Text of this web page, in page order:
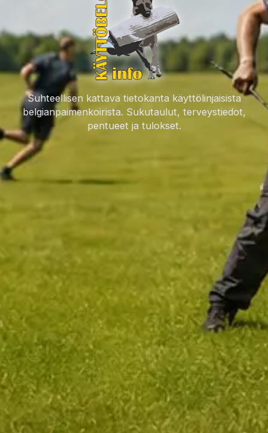
Suhteellisen kattava tietokanta käyttölinjaisista
belgianpaimenkoirista. Sukutaulut, terveystiedot,
pentueet ja tulokset.
Etusivulta löydät käyttölinjaisten